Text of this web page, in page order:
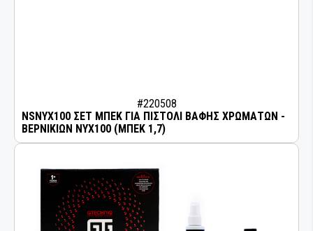
#220508
NSNYX100 ΣΕΤ ΜΠΕΚ ΓΙΑ ΠΙΣΤΟΛΙ ΒΑΦΗΣ ΧΡΩΜΑΤΩΝ -
ΒΕΡΝΙΚΙΩΝ NYX100 (ΜΠΕΚ 1,7)